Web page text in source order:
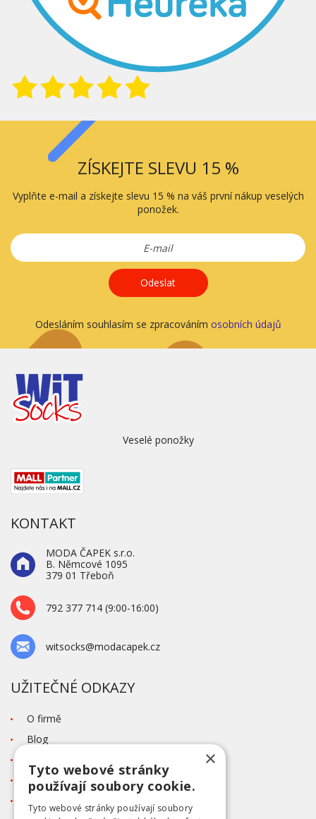
ZÍSKEJTE SLEVU 15 %
Vyplňte e-mail a získejte slevu 15 % na váš první nákup veselých
ponožek.
Odeslat
Odesláním souhlasím se zpracováním osobních údajů
Veselé ponožky
KONTAKT
MODA ČAPEK s.r.o.
B. Němcové 1095
379 01 Třeboň
792 377 714 (9:00-16:00)
witsocks@modacapek.cz
UŽITEČNÉ ODKAZY
O firmě
Blog
Tabulka velikostí
×
Tyto webové stránky
používají soubory cookie.
Tyto webové stránky používají soubory